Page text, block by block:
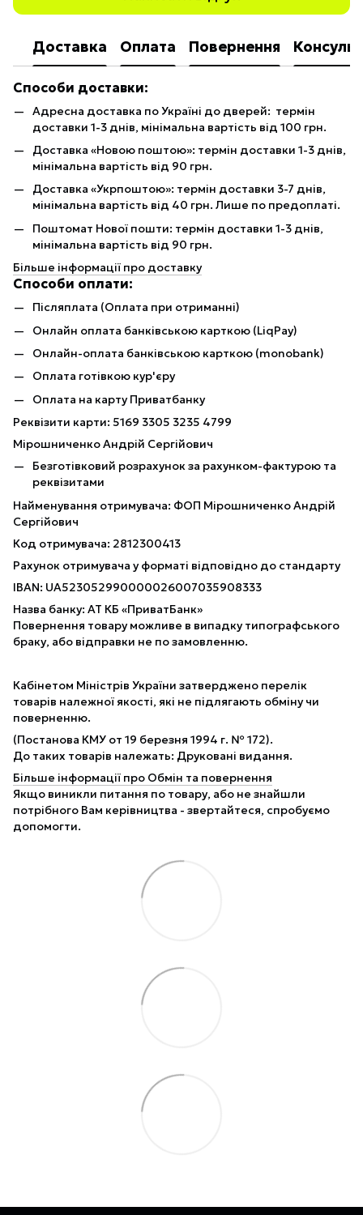
Доставка Оплата Повернення
Способи доставки:
Адресна доставка по Україні до дверей: термін
доставки 1-3 днів, мінімальна вартість від 100 грн.
Доставка «Новою поштою»: термін доставки 1-3 днів,
мінімальна вартість від 90 грн.
Доставка «Укрпоштою»: термін доставки 3-7 днів,
мінімальна вартість від 40 грн. Лише по предоплаті.
Поштомат Нової пошти: термін доставки 1-3 днів,
мінімальна вартість від 90 грн.
Більше інформації про доставку
Способи оплати:
Післяплата (Оплата при отриманні)
Онлайн оплата банківською карткою (LiqPay)
Онлайн-оплата банківською карткою (monobank)
Оплата готівкою кур'єру
Оплата на карту Приватбанку
Реквізити карти: 5169 3305 3235 4799
Мірошниченко Андрій Сергійович
Безготівковий розрахунок за рахунком-фактурою та
реквізитами
Найменування отримувача: ФОП Мірошниченко Андрій
Сергійович
Код отримувача: 2812300413
Рахунок отримувача у форматі відповідно до стандарту
IBAN: UA523052990000026007035908333
Назва банку: АТ КБ «ПриватБанк»
Повернення товару можливе в випадку типографського
браку, або відправки не по замовленню.
Кабінетом Міністрів України затверджено перелік
товарів належної якості, які не підлягають обміну чи
поверненню.
(Постанова КМУ от 19 березня 1994 г. № 172).
До таких товарів належать: Друковані видання.
Більше інформації про Обмін та повернення
Якщо виникли питання по товару, або не знайшли
потрібного Вам керівництва - звертайтеся, спробуємо
допомогти.